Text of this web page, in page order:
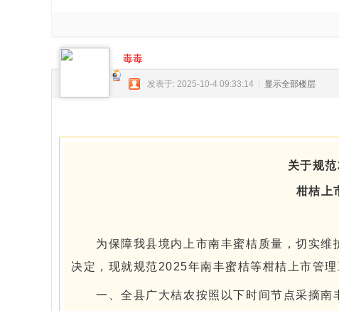
南
网
科
毒毒
发表于: 2025-10-4 09:33:14 显示全部楼层
关于规
柑桔上
为保障我县境内上市南丰蜜桔质量，切实
决定，现就规范2025年南丰蜜桔等柑桔上市管理
一、全县广大桔农按照以下时间节点采摘